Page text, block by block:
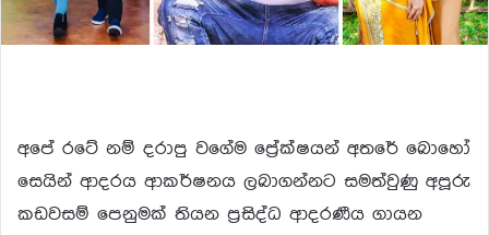
අපේ රටේ නම් දරාපු වගේම ප්‍රේක්ෂයන් අතරේ බොහෝ
සෙයින් ආදරය ආකර්ෂනය ලබාගන්නට සමත්වුණු අපූරු
කඩවසම් පෙනුමක් තියන ප්‍රසිද්ධ ආදරණීය ගායන